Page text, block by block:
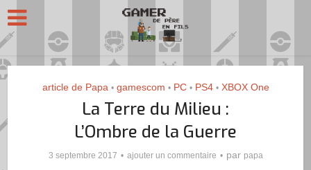
article de Papa • gamescom • PC • PS4 • XBOX One
La Terre du Milieu :
L’Ombre de la Guerre
3 septembre 2017 ajouter un commentaire par papa